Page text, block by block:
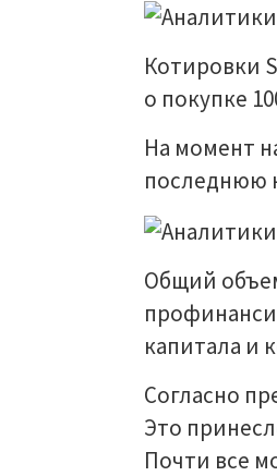
Котировки
о покупке
На момент
последнюю
Общий
капитала и
Согласно
Это
Почти все